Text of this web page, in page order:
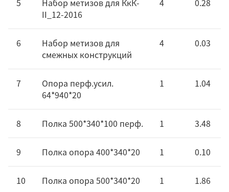
II_12-2016
6
Набор метизов для
смежных конструкций
4 0.03
7
Опора перф.усил.
64*940*20
1 1.04
8 Полка 500*340*100 перф. 1 3.48
9 Полка опора 400*340*20 1 0.10
10 Полка опора 500*340*20 1 1.86